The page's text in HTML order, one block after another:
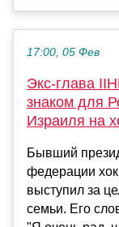
17:00, 05 Фев
Экс-глава
знаком для
Израиля на
Бывший
федерации
выступил за
семьи. Его